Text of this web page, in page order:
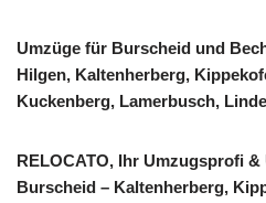
Umzüge für Burscheid und
Hilgen, Kaltenherberg,
Kuckenberg, Lamerbusch,
RELOCATO, Ihr Umzugsprofi
Burscheid – Kaltenherberg,